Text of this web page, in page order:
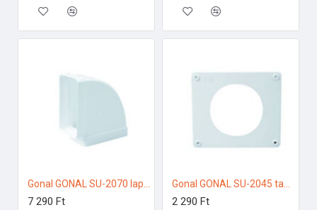
Gonal GONAL SU-2070 lapos csatorna 90Â° vízszintes, 90x180 150-es páraelszívóhoz
7 290 Ft
Gonal GONAL SU-2045 takaró lap, NA150 150-es páraelszívóhoz
2 290 Ft